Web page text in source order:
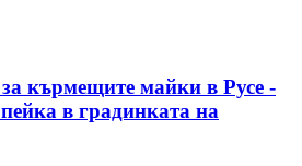
кърмещите майки в Русе -
в градинката на